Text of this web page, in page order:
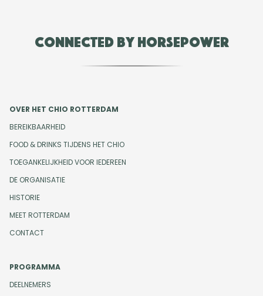
Connected by Horsepower
OVER HET CHIO ROTTERDAM
BEREIKBAARHEID
FOOD & DRINKS TIJDENS HET CHIO
TOEGANKELIJKHEID VOOR IEDEREEN
DE ORGANISATIE
HISTORIE
MEET ROTTERDAM
CONTACT
PROGRAMMA
DEELNEMERS